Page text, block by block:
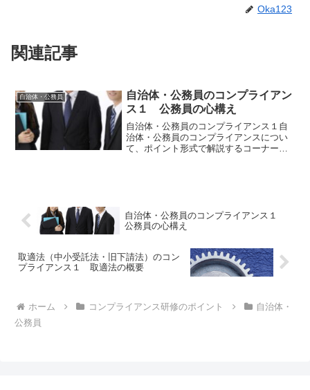
Oka123
関連記事
自治体・公務員
自治体・公務員のコンプライアン
ス１ 公務員の心構え
自治体・公務員のコンプライアンス１自
治体・公務員のコンプライアンスについ
て、ポイント形式で解説するコーナーで
自治体・公務員のコンプライアンス１
公務員の心構え
取適法（中小受託法・旧下請法）のコン
プライアンス１ 取適法の概要
ホーム コンプライアンス研修のポイント
自治体・
公務員